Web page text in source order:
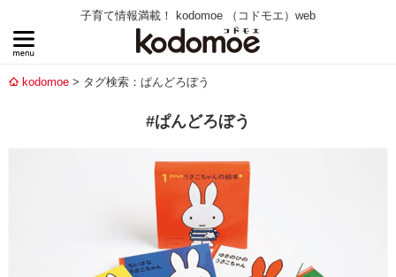
子育て情報満載！ kodomoe （コドモエ）web
kodomoe タグ検索：ぱんどろぼう
#ぱんどろぼう